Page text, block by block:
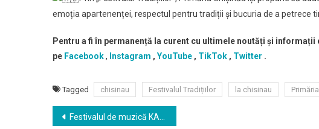
emoția apartenenței, respectul pentru tradiții și bucuria de a petrece
Pentru a fi în permanență la curent cu ultimele noutăți și
pe Facebook, Instagram , YouTube , TikTok , Twitter .
Tagged chisinau Festivalul Tradițiilor la chisinau
Navigare
Festivalul de muzică KALEIDOSCOP la Chisinau